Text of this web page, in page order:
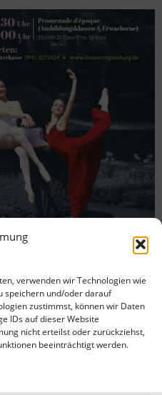
verwenden wir Technologien wie
speichern und/oder darauf
zustimmst, können wir Daten
IDs auf dieser Website
nicht erteilst oder zurückziehst,
beeinträchtigt werden.
des SV
im Antoniushaus!
Regensburg/SV
in Paris und ein wenig
Die SchülerInnen
unter der Leitung